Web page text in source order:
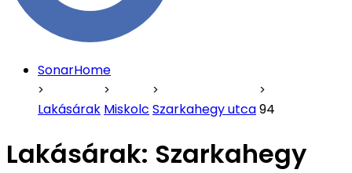
SonarHome
Lakásárak Miskolc Szarkahegy utca94
Lakásárak: Szarkahegy